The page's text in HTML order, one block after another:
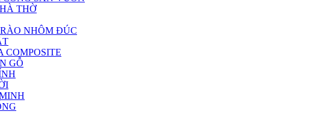
THỜ
NHÔM ĐÚC
COMPOSITE
GỖ